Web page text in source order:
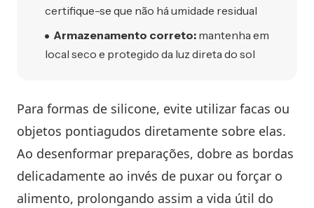
certifique-se que não há umidade residual
Armazenamento correto: mantenha em
local seco e protegido da luz direta do sol
Para formas de silicone, evite utilizar facas ou
objetos pontiagudos diretamente sobre elas.
Ao desenformar preparações, dobre as bordas
delicadamente ao invés de puxar ou forçar o
alimento, prolongando assim a vida útil do